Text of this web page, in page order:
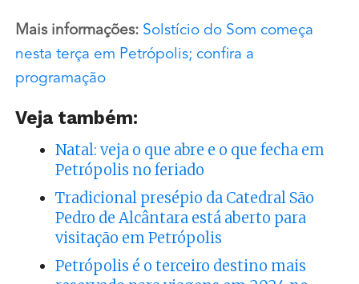
Mais informações: Solstício do Som começa
nesta terça em Petrópolis; confira a
programação
Veja também:
Natal: veja o que abre e o que fecha em
Petrópolis no feriado
Tradicional presépio da Catedral São
Pedro de Alcântara está aberto para
visitação em Petrópolis
Petrópolis é o terceiro destino mais